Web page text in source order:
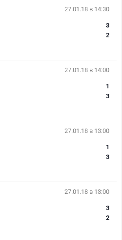
27.01.18 в 14:30
3
2
27.01.18 в 14:00
1
3
27.01.18 в 13:00
1
3
27.01.18 в 13:00
3
2